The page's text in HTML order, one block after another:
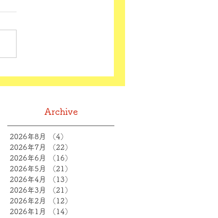
Archive
2026年8月 （4）
2026年7月
（22）
2026年6月
（16）
2026年5月
（21）
2026年4月
（13）
2026年3月
（21）
2026年2月
（12）
2026年1月
（14）